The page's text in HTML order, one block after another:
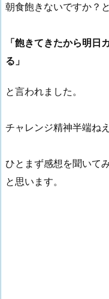
朝食飽きないですか？
「飽きてきたから明日
る」
と言われました。
チャレンジ精神半端ね
ひとまず感想を聞いて
と思います。